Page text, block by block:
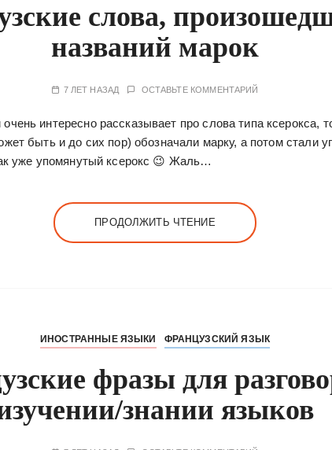
слова,
названий марок
7 ЛЕТ НАЗАД ОСТАВЬТЕ КОММЕНТАРИЙ
интересно рассказывает про слова типа ксерокса,
быть и до сих пор) обозначали марку, а потом стали
уже упомянутый ксерокс 😉 Жаль…
ПРОДОЛЖИТЬ ЧТЕНИЕ
ИНОСТРАННЫЕ ЯЗЫКИ ФРАНЦУЗСКИЙ ЯЗЫК
фразы для
знании языков